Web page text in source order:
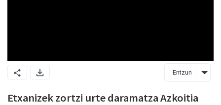
Entzun
Etxanizek zortzi urte daramatza Azkoitia